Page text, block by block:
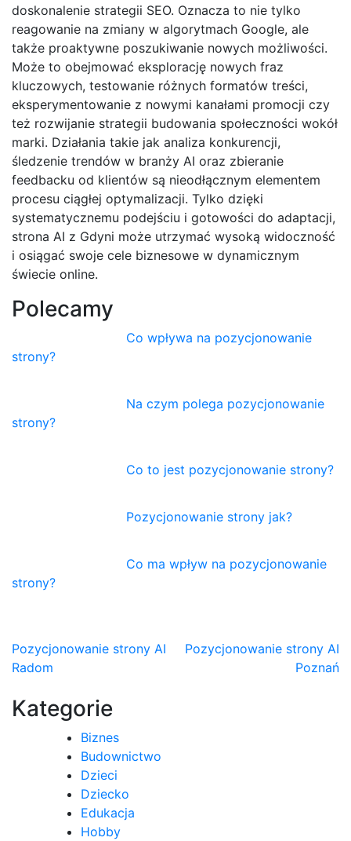
doskonalenie strategii SEO. Oznacza to nie tylko
reagowanie na zmiany w algorytmach Google, ale
także proaktywne poszukiwanie nowych możliwości.
Może to obejmować eksplorację nowych fraz
kluczowych, testowanie różnych formatów treści,
eksperymentowanie z nowymi kanałami promocji czy
też rozwijanie strategii budowania społeczności wokół
marki. Działania takie jak analiza konkurencji,
śledzenie trendów w branży AI oraz zbieranie
feedbacku od klientów są nieodłącznym elementem
procesu ciągłej optymalizacji. Tylko dzięki
systematycznemu podejściu i gotowości do adaptacji,
strona AI z Gdyni może utrzymać wysoką widoczność
i osiągać swoje cele biznesowe w dynamicznym
świecie online.
Polecamy
Co wpływa na pozycjonowanie
strony?
Na czym polega pozycjonowanie
strony?
Co to jest pozycjonowanie strony?
Pozycjonowanie strony jak?
Co ma wpływ na pozycjonowanie
strony?
Nawigacja
wpisu
Pozycjonowanie strony AI
Radom
Pozycjonowanie strony AI
Poznań
Kategorie
Biznes
Budownictwo
Dzieci
Dziecko
Edukacja
Hobby